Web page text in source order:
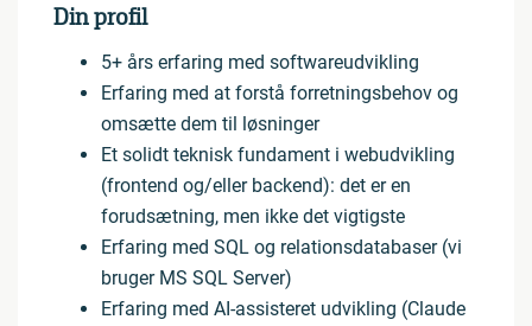
Din profil
5+ års erfaring med softwareudvikling
Erfaring med at forstå forretningsbehov og
omsætte dem til løsninger
Et solidt teknisk fundament i webudvikling
(frontend og/eller backend): det er en
forudsætning, men ikke det vigtigste
Erfaring med SQL og relationsdatabaser (vi
bruger MS SQL Server)
Erfaring med AI-assisteret udvikling (Claude